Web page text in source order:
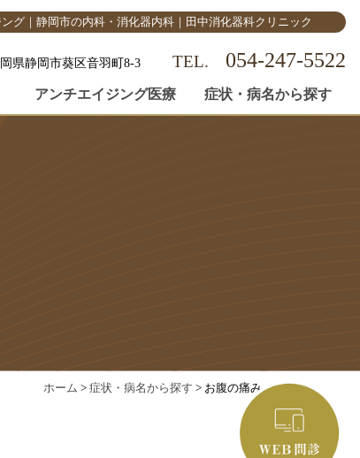
グ｜静岡市の内科・消化器内科｜田中消化器科クリニック
県静岡市葵区音羽町8-3 054-247-5522
アンチエイジング医療 症状・病名から探す
ホーム > 症状・病名から探す > お腹の痛み・張り